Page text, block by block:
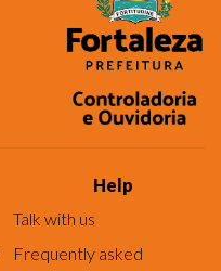
Help
Talk with us
Frequently asked